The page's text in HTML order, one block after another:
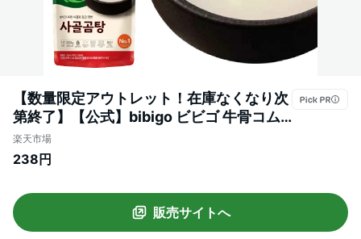
【数量限定アウトレット！在庫なくなり次
第終了】【公式】bibigo ビビゴ 牛骨コム
タン 500g【メーカー直送】スープ 韓飯
韓国料理 ギフト プレゼント 惣菜 常温
楽天市場
238円
販売サイトへ